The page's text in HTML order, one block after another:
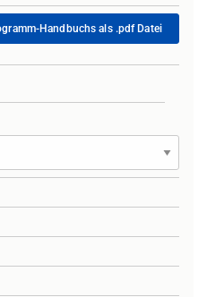
Handbuchs als .pdf Datei